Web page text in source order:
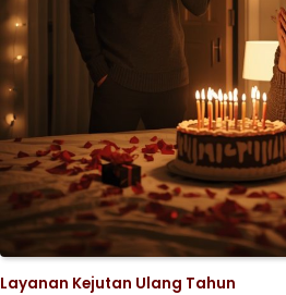
Layanan Kejutan Ulang Tahun